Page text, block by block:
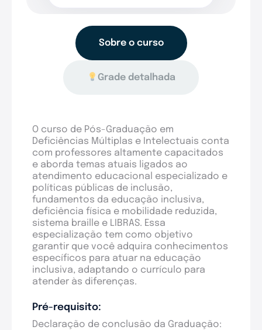
Sobre o curso
Grade detalhada
O curso de Pós-Graduação em
Deficiências Múltiplas e Intelectuais conta
com professores altamente capacitados
e aborda temas atuais ligados ao
atendimento educacional especializado e
políticas públicas de inclusão,
fundamentos da educação inclusiva,
deficiência física e mobilidade reduzida,
sistema braille e LIBRAS. Essa
especialização tem como objetivo
garantir que você adquira conhecimentos
específicos para atuar na educação
inclusiva, adaptando o currículo para
atender às diferenças.
Pré-requisito:
Declaração de conclusão da Graduação: